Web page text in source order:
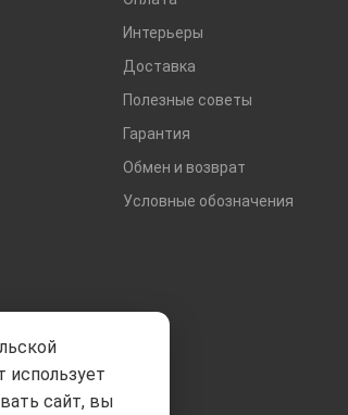
Интерьеры
Доставка
Полезные советы
Гарантия
Обмен и возврат
Условные обозначения
сайт, вы